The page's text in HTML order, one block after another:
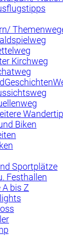
Kirchweg
Biken
Sportplätze
Festhallen
A bis Z